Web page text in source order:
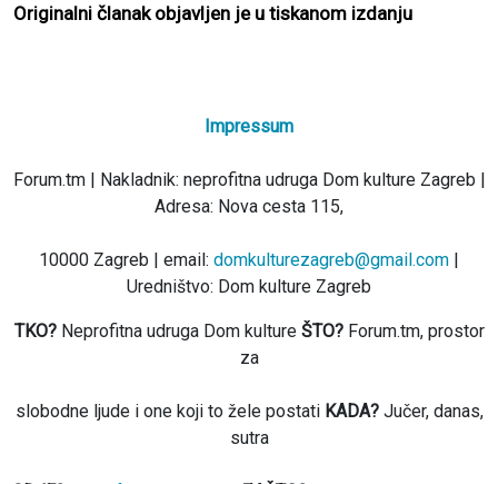
Originalni članak objavljen je u tiskanom izdanju
Impressum
Forum.tm | Nakladnik: neprofitna udruga Dom kulture Zagreb |
Adresa: Nova cesta 115,
10000 Zagreb | email: domkulturezagreb@gmail.com |
Uredništvo: Dom kulture Zagreb
TKO?Neprofitna udruga Dom kulture ŠTO?Forum.tm, prostor
za
slobodne ljude i one koji to žele postati KADA?Jučer, danas,
sutra